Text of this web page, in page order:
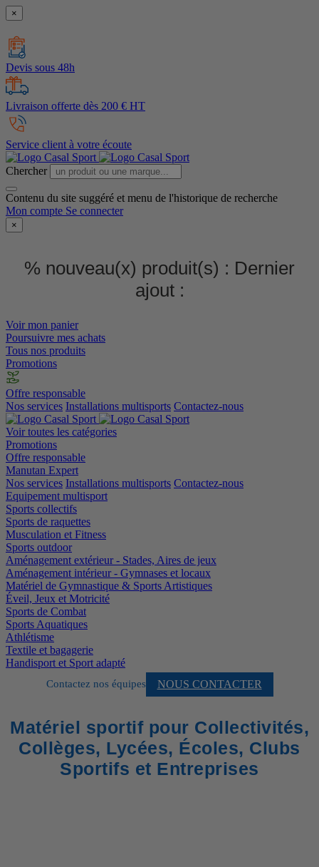
×
Devis sous 48h
Livraison offerte dès 200 € HT
Service client à votre écoute
Chercher
Contenu du site suggéré et menu de l'historique de recherche
Mon compte Se connecter
×
% nouveau(x) produit(s) : Dernier
ajout :
Voir mon panier
Poursuivre mes achats
Tous nos produits
Promotions
Offre responsable
Nos services Installations multisports Contactez-nous
Voir toutes les catégories
Promotions
Offre responsable
Manutan Expert
Nos services Installations multisports Contactez-nous
Equipement multisport
Sports collectifs
Sports de raquettes
Musculation et Fitness
Sports outdoor
Aménagement extérieur - Stades, Aires de jeux
Aménagement intérieur - Gymnases et locaux
Matériel de Gymnastique & Sports Artistiques
Éveil, Jeux et Motricité
Sports de Combat
Sports Aquatiques
Athlétisme
Textile et bagagerie
Handisport et Sport adapté
Contactez nos équipes NOUS CONTACTER
Matériel sportif pour Collectivités,
Collèges, Lycées, Écoles, Clubs
Sportifs et Entreprises